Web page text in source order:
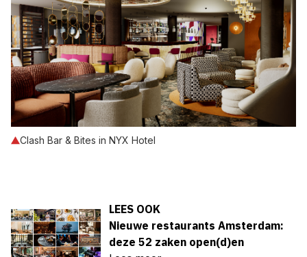
Clash Bar & Bites in NYX Hotel
LEES OOK
Nieuwe restaurants Amsterdam:
deze 52 zaken open(d)en